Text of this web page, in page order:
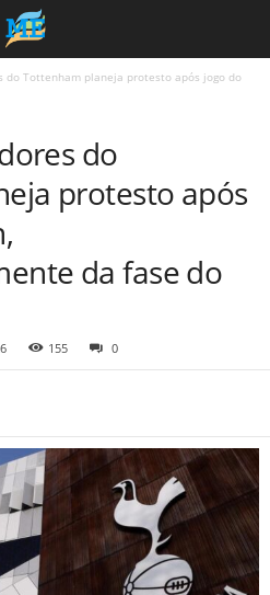
do Tottenham planeja protesto após jogo do
do
protesto após
da fase do
155 0